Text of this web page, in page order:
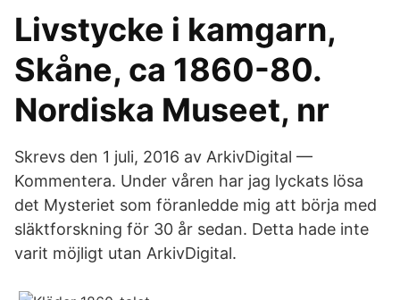
Livstycke i kamgarn,
Skåne, ca 1860-80.
Nordiska Museet, nr
Skrevs den 1 juli, 2016 av ArkivDigital —
Kommentera. Under våren har jag lyckats lösa
det Mysteriet som föranledde mig att börja med
släktforskning för 30 år sedan. Detta hade inte
varit möjligt utan ArkivDigital.